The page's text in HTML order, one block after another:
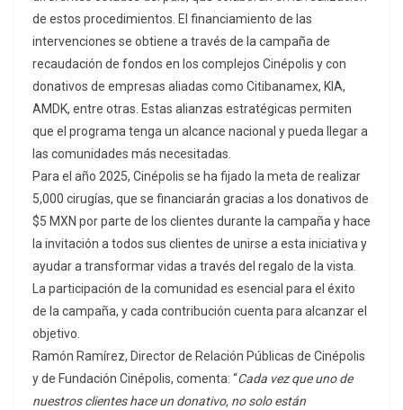
de estos procedimientos. El financiamiento de las
intervenciones se obtiene a través de la campaña de
recaudación de fondos en los complejos Cinépolis y con
donativos de empresas aliadas como Citibanamex, KIA,
AMDK, entre otras. Estas alianzas estratégicas permiten
que el programa tenga un alcance nacional y pueda llegar a
las comunidades más necesitadas.
Para el año 2025, Cinépolis se ha fijado la meta de realizar
5,000 cirugías, que se financiarán gracias a los donativos de
$5 MXN por parte de los clientes durante la campaña y hace
la invitación a todos sus clientes de unirse a esta iniciativa y
ayudar a transformar vidas a través del regalo de la vista.
La participación de la comunidad es esencial para el éxito
de la campaña, y cada contribución cuenta para alcanzar el
objetivo.
Ramón Ramírez, Director de Relación Públicas de Cinépolis
y de Fundación Cinépolis, comenta: “Cada vez que uno de
nuestros clientes hace un donativo, no solo están